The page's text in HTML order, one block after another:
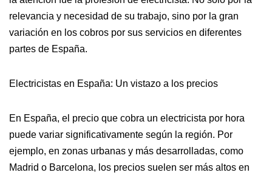
relevancia y necesidad de su trabajo, sino por la gran
variación en los cobros por sus servicios en diferentes
partes de España.
Electricistas en España: Un vistazo a los precios
En España, el precio que cobra un electricista por hora
puede variar significativamente según la región. Por
ejemplo, en zonas urbanas y más desarrolladas, como
Madrid o Barcelona, los precios suelen ser más altos en